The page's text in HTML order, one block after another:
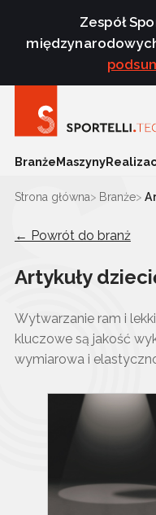
Zespół
BranżeMaszyny
Strona główna Branże
← Powrót do branż
Artykuły
Wytwarzanie ram i
kluczowe są jakość
wymiarowa i